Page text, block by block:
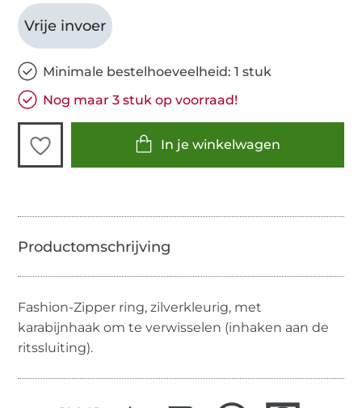
Vrije invoer
Minimale bestelhoeveelheid: 1 stuk
Nog maar 3 stuk op voorraad!
In je winkelwagen
Fashion-Zipper ring, zilverkleurig, met
karabijnhaak om te verwisselen (inhaken aan de
ritssluiting).